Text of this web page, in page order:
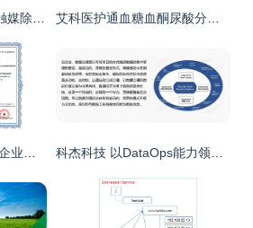
百万豪车成“毒”车？光触媒除醛5天仍超标，车主与4S店陷入拉锯战 艾科医护通血糖血酮尿酸分析仪 创新引领发展，助力医疗更便捷
城市房屋白蚁防治服务企业资质证书全解读——全国通用与治理服务优势分析 科杰科技 以DataOps能力领航，入选Gartner数据中台代表厂商背后的治理服务创新